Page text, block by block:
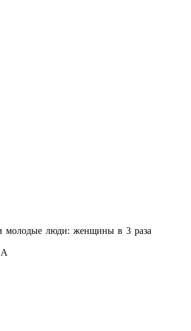
и молодые люди: женщины в 3 раза
А